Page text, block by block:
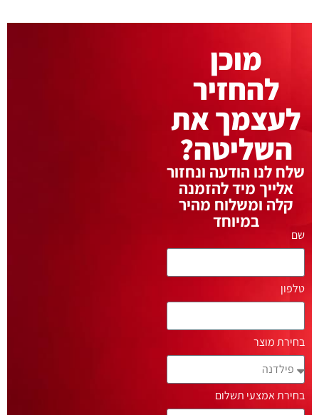
מוכן
להחזיר
לעצמך את
השליטה?
שלח לנו הודעה ונחזור
אלייך מיד להזמנה
קלה ומשלוח מהיר
במיוחד
שם
טלפון
בחירת מוצר
בחירת אמצעי תשלום